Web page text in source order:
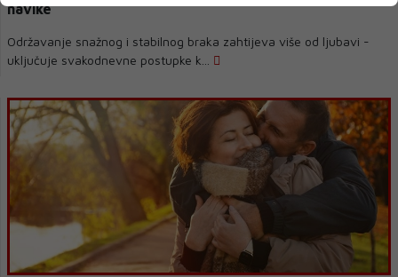
navike
Održavanje snažnog i stabilnog braka zahtijeva više od ljubavi -
uključuje svakodnevne postupke k...